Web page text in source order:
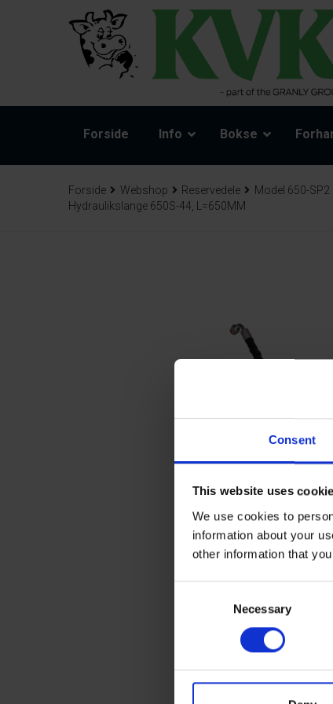
Consent
This website uses
We use cookies to
information about your
other information that
Necessary
Forside Info Bokse
Forside Webshop Reservedele Model 650-SP2
Hydraulikslange 650S-44, L=650MM